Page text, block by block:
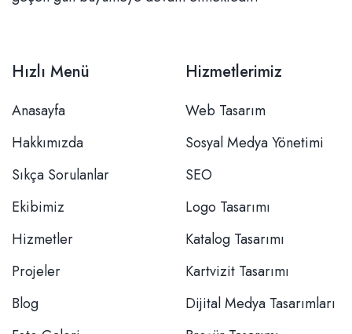
Hızlı Menü
Anasayfa
Hakkımızda
Sıkça Sorulanlar
Ekibimiz
Hizmetler
Projeler
Blog
Hizmetlerimiz
Web Tasarım
Sosyal Medya Yönetimi
SEO
Logo Tasarımı
Katalog Tasarımı
Kartvizit Tasarımı
Dijital Medya Tasarımları